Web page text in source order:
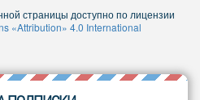
страницы доступно по лицензии
«Attribution» 4.0 International